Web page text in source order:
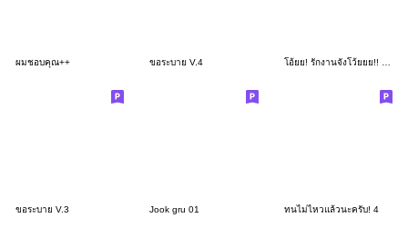
ผมชอบคุณ++ ขอระบาย V.4 โอ้ยย! รักงานจังโว้ยยย!! (พนักงานออฟฟิศ)
ขอระบาย V.3 Jook gru 01 ทนไม่ไหวแล้วนะครับ! 4